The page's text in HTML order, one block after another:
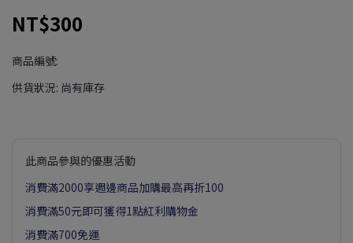
NT$300
商品編號:
供貨狀況: 尚有庫存
此商品參與的優惠活動
消費滿2000享週邊商品加購最高再折100
消費滿50元即可獲得1點紅利購物金
消費滿700免運